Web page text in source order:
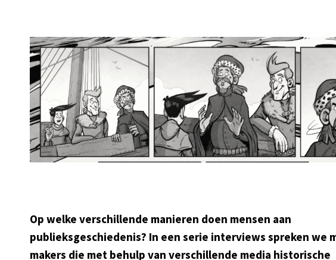
Op welke verschillende manieren doen mensen aan
publieksgeschiedenis? In een serie interviews spreken we
makers die met behulp van verschillende media historische